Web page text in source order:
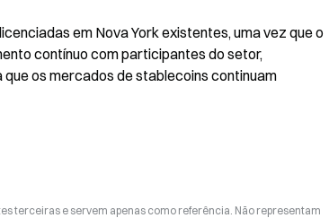
em Nova York existentes, uma vez que o
contínuo com participantes do setor,
os mercados de stablecoins continuam
terceiras e servem apenas como referência. Não representam